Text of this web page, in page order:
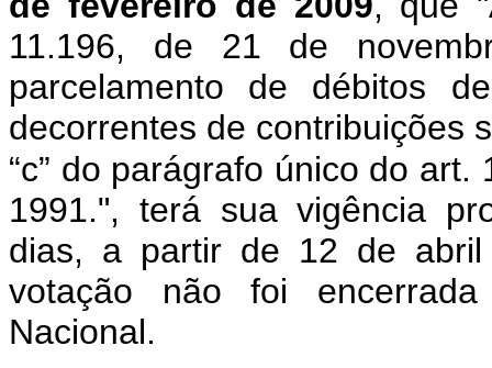
11.196, de 21 de
parcelamento de débitos
decorrentes de contribuições
“c” do parágrafo único do art.
1991.", terá sua vigência
dias, a partir de 12 de
votação não foi
Nacional.